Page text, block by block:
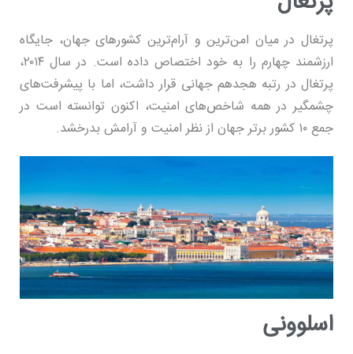
پرتغال در میان امن‌ترین و آرام‌ترین کشورهای جهان، جایگاه
ارزشمند چهارم را به خود اختصاص داده است. در سال ۲۰۱۴،
پرتغال در رتبه هجدهم جهانی قرار داشت، اما با پیشرفت‌های
چشمگیر در همه شاخص‌های امنیت، اکنون توانسته است در
جمع ۱۰ کشور برتر جهان از نظر امنیت و آرامش بدرخشد.
اسلوونی